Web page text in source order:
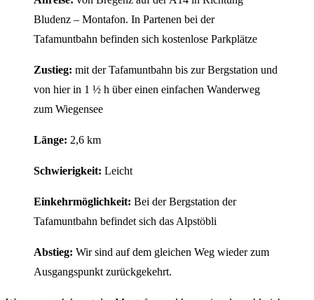
Bludenz – Montafon. In Partenen bei der
Tafamuntbahn befinden sich kostenlose Parkplätze
Zustieg: mit der Tafamuntbahn bis zur Bergstation und
von hier in 1 ½ h über einen einfachen Wanderweg
zum Wiegensee
Länge: 2,6 km
Schwierigkeit: Leicht
Einkehrmöglichkeit: Bei der Bergstation der
Tafamuntbahn befindet sich das Alpstöbli
Abstieg: Wir sind auf dem gleichen Weg wieder zum
Ausgangspunkt zurückgekehrt.